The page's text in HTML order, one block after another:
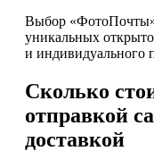
Выбор «ФотоПочты»
уникальных
и индивидуального
Сколько
отправкой
доставкой